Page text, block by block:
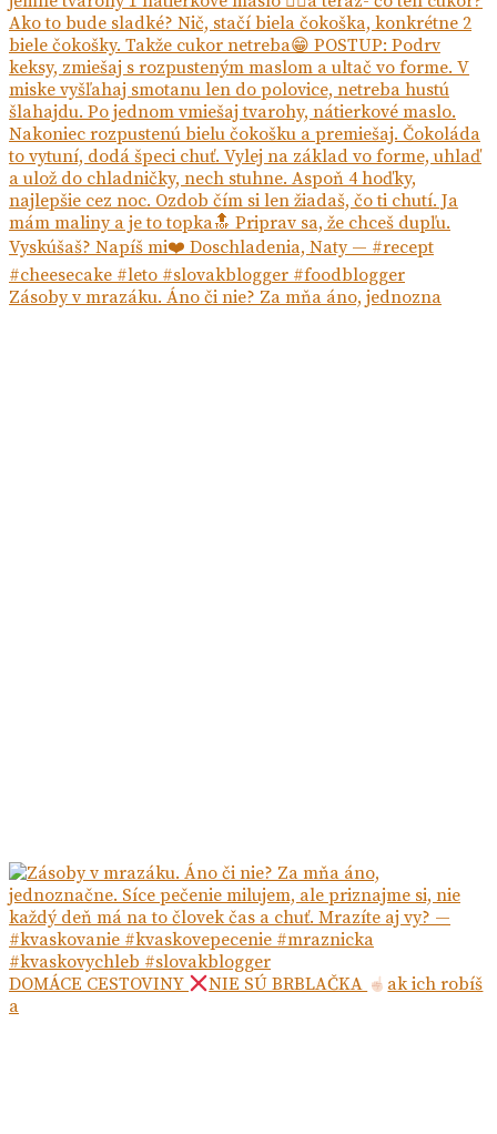
Zásoby v mrazáku. Áno či nie? Za mňa áno, jednozna
DOMÁCE CESTOVINY NIE SÚ BRBLAČKA
ak ich robíš
a